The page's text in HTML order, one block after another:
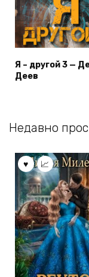
Я – другой 3 —
Деев
Недавно